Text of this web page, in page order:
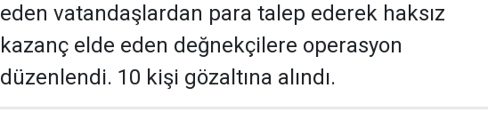
eden vatandaşlardan para talep ederek haksız
kazanç elde eden değnekçilere operasyon
düzenlendi. 10 kişi gözaltına alındı.